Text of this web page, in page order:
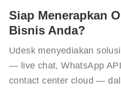
Siap Menerapkan
Bisnis Anda?
Udesk menyediakan
— live chat, WhatsApp
contact center cloud —